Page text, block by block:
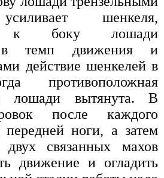
шенкеля,
к боку лошади
в темп движения и
действие шенкелей в
противоположная
лошади вытянута. В
после каждого
ноги, а затем
связанных махов
движение и огладить